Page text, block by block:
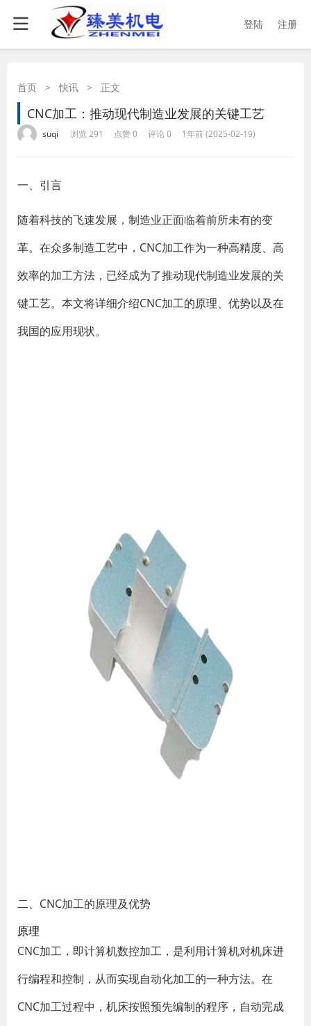
登陆 注册
首页 > 快讯 > 正文
CNC加工：推动现代制造业发展的关键工艺
suqi 浏览 291 点赞 0 评论 0 1年前 (2025-02-19)
一、引言
随着科技的飞速发展，制造业正面临着前所未有的变
革。在众多制造工艺中，CNC加工作为一种高精度、高
效率的加工方法，已经成为了推动现代制造业发展的关
键工艺。本文将详细介绍CNC加工的原理、优势以及在
我国的应用现状。
二、CNC加工的原理及优势
原理
CNC加工，即计算机数控加工，是利用计算机对机床进
行编程和控制，从而实现自动化加工的一种方法。在
CNC加工过程中，机床按照预先编制的程序，自动完成